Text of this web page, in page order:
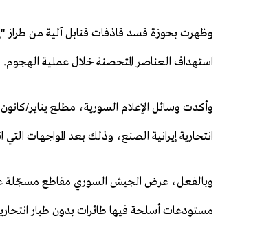
استهداف العناصر المتحصنة خلال عملية الهجوم.
وأكدت وسائل الإعلام السورية، مطلع يناير/
انتحارية إيرانية الصنع، وذلك بعد المواجهات
وبالفعل، عرض الجيش السوري مقاطع مسجّلة
مستودعات أسلحة فيها طائرات بدون طيار